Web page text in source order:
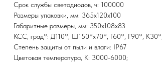
Срок службы светодиодов, ч: 100000
Размеры упаковки, мм: 365х120х100
Габаритные размеры, мм: 350x108x83
КСС, град°: Д110°, Ш150°х70°, Г60°, Г90°,
Степень защиты от пыли и влаги: IP67
Цветовая температура, K: 3000-6000;